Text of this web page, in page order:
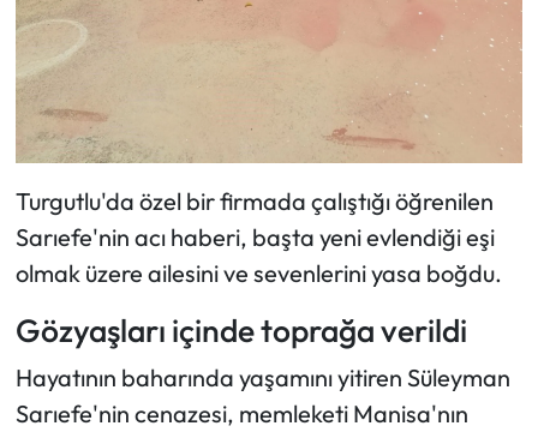
Turgutlu'da özel bir firmada çalıştığı öğrenilen
Sarıefe'nin acı haberi, başta yeni evlendiği eşi
olmak üzere ailesini ve sevenlerini yasa boğdu.
Gözyaşları içinde toprağa verildi
Hayatının baharında yaşamını yitiren Süleyman
Sarıefe'nin cenazesi, memleketi Manisa'nın